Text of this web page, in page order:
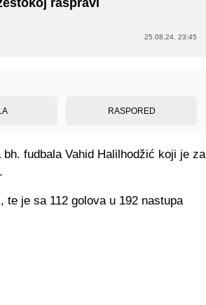
25.08.24. 23:45
RASPORED
fudbala Vahid Halilhodžić koji je za
je sa 112 golova u 192 nastupa